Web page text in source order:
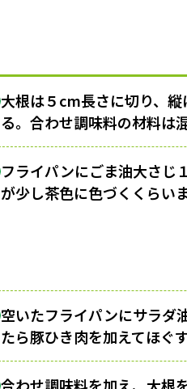
大根は５cm長さに切り、
る。合わせ調味料の材料は
フライパンにごま油大さじ
が少し茶色に色づくくらい
空いたフライパンにサラダ
たら豚ひき肉を加えてほぐ